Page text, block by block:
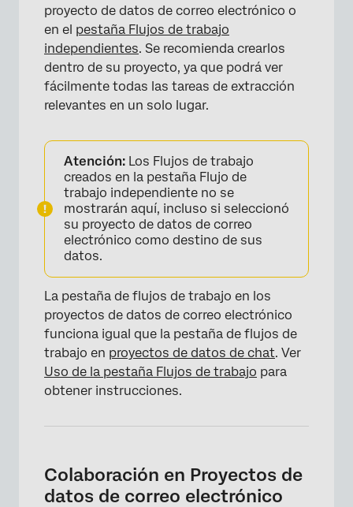
proyecto de datos de correo electrónico o
en el pestaña Flujos de trabajo
independientes. Se recomienda crearlos
dentro de su proyecto, ya que podrá ver
fácilmente todas las tareas de extracción
relevantes en un solo lugar.
Atención: Los Flujos de trabajo
creados en la pestaña Flujo de
trabajo independiente no se
mostrarán aquí, incluso si seleccionó
su proyecto de datos de correo
electrónico como destino de sus
datos.
La pestaña de flujos de trabajo en los
proyectos de datos de correo electrónico
funciona igual que la pestaña de flujos de
trabajo en proyectos de datos de chat. Ver
Uso de la pestaña Flujos de trabajo para
obtener instrucciones.
Colaboración en Proyectos de
datos de correo electrónico